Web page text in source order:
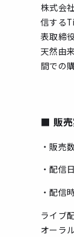
株式会
信する
表取締
天然由
間での
■ 販
・販売
・配信
・配信
ライブ
オーラ